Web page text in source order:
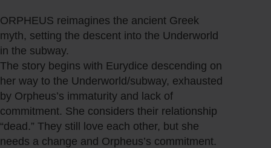
v
a
l
T
M
B
ORPHEUS reimagines the ancient Greek
myth, setting the descent into the Underworld
in the subway.
The story begins with Eurydice descending on
her way to the Underworld/subway, exhausted
by Orpheus’s immaturity and lack of
commitment. She considers their relationship
“dead.” They still love each other, but she
needs a change and Orpheus’s commitment.